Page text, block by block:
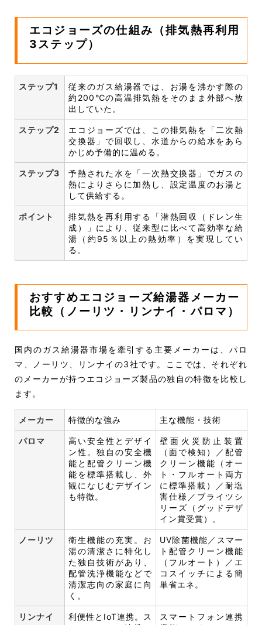
エコジョーズの仕組み（排気熱再利用
3ステップ）
ステップ1
従来のガス給湯器では、お湯を沸かす際の
約200℃の高温排気熱をそのまま外部へ放
出していた。
ステップ2
エコジョーズでは、この排気熱を「二次熱
交換器」で回収し、水道からの給水をあら
かじめ予備的に温める。
ステップ3
予熱された水を「一次熱交換器」でガスの
熱によりさらに加熱し、設定温度のお湯と
して供給する。
ポイント
排気熱を再利用する「潜熱回収（ドレン生
成）」により、従来型に比べて高効率な給
湯（約95％以上の熱効率）を実現してい
る。
おすすめエコジョーズ給湯器メーカー
比較（ノーリツ・リンナイ・パロマ）
国内のガス給湯器市場を牽引する主要メーカーは、パロ
マ、ノーリツ、リンナイの3社です。ここでは、それぞれ
のメーカーが持つエコジョーズ製品の独自の特徴を比較し
ます。
メーカー 特徴的な強み 主な機能・技術
パロマ
高い安全性とデザイ
ン性。独自の安全機
能と配管クリーン機
能を標準搭載し、外
観になじむデザイン
も特徴。
壁面火災防止装置
（面で検知）／配管
クリーン機能（オー
ト・フルオート両方
に標準搭載）／耐塩
害仕様／ブライツシ
リーズ（グッドデザ
イン賞受賞）。
ノーリツ
衛生機能の充実。お
湯の清潔さに特化し
た独自技術があり、
配管洗浄機能などで
清潔志向の家庭に向
く。
UV除菌機能／スマー
ト配管クリーン機能
（フルオート）／エ
コスイッチによる簡
単省エネ。
リンナイ
利便性とIoT連携。ス
スマートフォン連携